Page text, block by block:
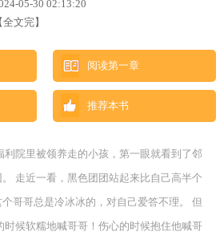
05-30 02:13:20
全文完】
阅读第一章
推荐本书
利院里被领养走的小孩，第一眼就看到了邻
走近一看，黑色团团站起来比自己高半个
哥哥总是冷冰冰的，对自己爱答不理。 但
时候软糯地喊哥哥！伤心的时候抱住他喊哥